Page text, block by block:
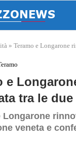
» Teramo e Longarone
e
tra le
Longarone
veneta e